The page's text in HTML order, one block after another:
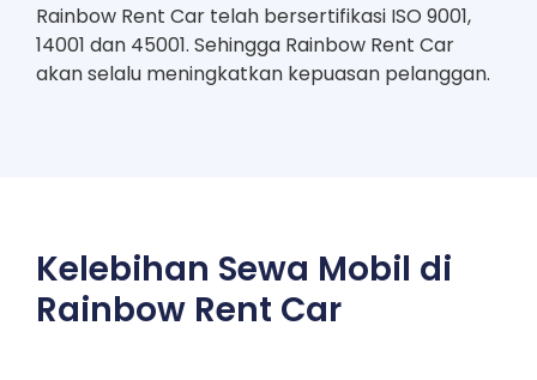
Rainbow Rent Car telah bersertifikasi ISO 9001,
14001 dan 45001. Sehingga Rainbow Rent Car
akan selalu meningkatkan kepuasan pelanggan.
Kelebihan Sewa Mobil di
Rainbow Rent Car